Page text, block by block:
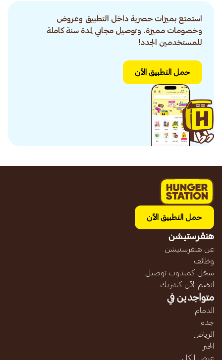
استمتع بميزات حصرية داخل التطبيق وعروض
وخصومات مميزة. وتوصيل مجاني لمدة سنة كاملة
للمستخدمين الجدد!
حمل التطبيق الآن
حمل التطبيق الآن
هنقرستيشن
عن هنقرستيشن
وظائف
سجّل كمندوب توصيل
انضم الآن كشريك
متواجدين في
الدمام
جده
الرياض
الخبر
عرض الكل...